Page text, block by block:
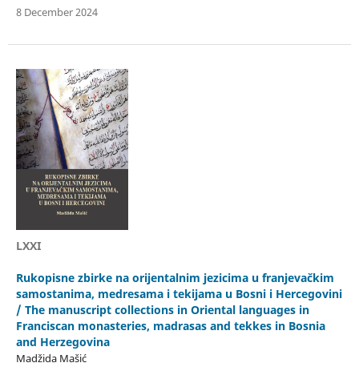
8 December 2024
LXXI
Rukopisne zbirke na orijentalnim jezicima u franjevačkim
samostanima, medresama i tekijama u Bosni i Hercegovini
/ The manuscript collections in Oriental languages in
Franciscan monasteries, madrasas and tekkes in Bosnia
and Herzegovina
Madžida Mašić